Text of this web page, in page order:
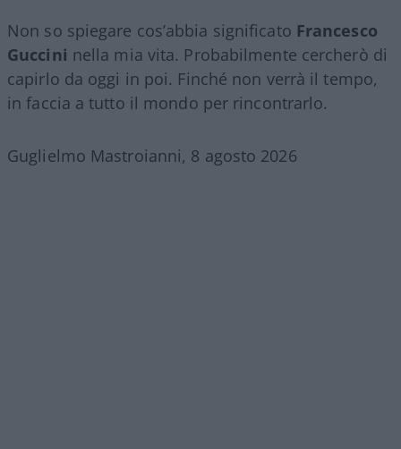
Non so spiegare cos’abbia significato Francesco
Guccini nella mia vita. Probabilmente cercherò di
capirlo da oggi in poi. Finché non verrà il tempo,
in faccia a tutto il mondo per rincontrarlo.
Guglielmo Mastroianni, 8 agosto 2026